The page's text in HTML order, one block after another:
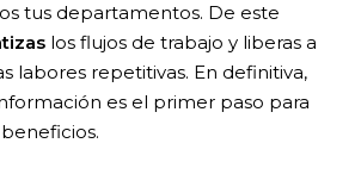
tus departamentos. De este
los flujos de trabajo y liberas a
labores repetitivas. En definitiva,
es el primer paso para